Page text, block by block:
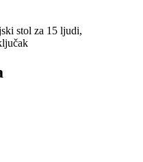
stol za 15 ljudi,